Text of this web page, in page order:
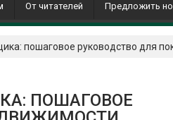
От читателей Предложить
пошаговое руководство для
ПОШАГОВОЕ